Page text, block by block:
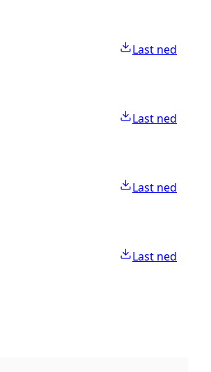
Last ned
Last ned
Last ned
Last ned